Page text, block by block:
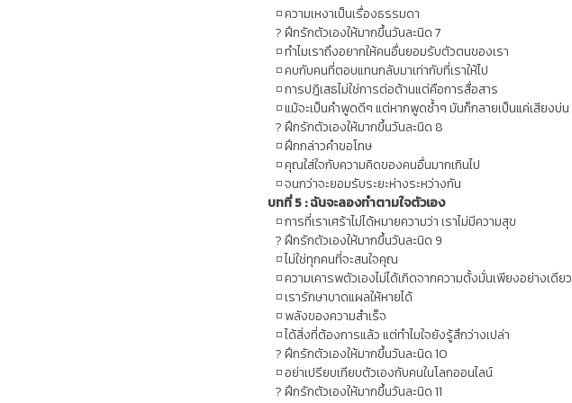
◽ ความเหงาเป็นเรื่องธรรมดา
? ฝึกรักตัวเองให้มากขึ้นวันละนิด 7
◽ ทำไมเราถึงอยากให้คนอื่นยอมรับตัวตนของเรา
◽ คบกับคนที่ตอบแทนกลับมาเท่ากับที่เราให้ไป
◽ การปฎิเสธไม่ใช่การต่อต้านแต่คือการสื่อสาร
◽ แม้จะเป็นคำพูดดีๆ แต่หากพูดซ้ำๆ มันก็กลายเป็นแค่เสียงบ่น
? ฝึกรักตัวเองให้มากขึ้นวันละนิด 8
◽ ฝึกกล่าวคำขอโทษ
◽ คุณใส่ใจกับความคิดของคนอื่นมากเกินไป
◽ จนกว่าจะยอมรับระยะห่างระหว่างกัน
บทที่ 5 : ฉันจะลองทำตามใจตัวเอง
◽ การที่เราเศร้าไม่ได้หมายความว่า เราไม่มีความสุข
? ฝึกรักตัวเองให้มากขึ้นวันละนิด 9
◽ ไม่ใช่ทุกคนที่จะสนใจคุณ
◽ ความเคารพตัวเองไม่ได้เกิดจากความตั้งมั่นเพียงอย่างเดียว
◽ เรารักษาบาดแผลให้หายได้
◽ พลังของความสำเร็จ
◽ ได้สิ่งที่ต้องการแล้ว แต่ทำไมใจยังรู้สึกว่างเปล่า
? ฝึกรักตัวเองให้มากขึ้นวันละนิด 10
◽ อย่าเปรียบเทียบตัวเองกับคนในโลกออนไลน์
? ฝึกรักตัวเองให้มากขึ้นวันละนิด 11